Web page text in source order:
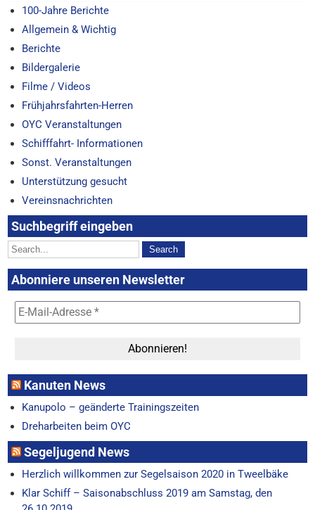
100-Jahre Berichte
Allgemein & Wichtig
Berichte
Bildergalerie
Filme / Videos
Frühjahrsfahrten-Herren
OYC Veranstaltungen
Schifffahrt- Informationen
Sonst. Veranstaltungen
Unterstützung gesucht
Vereinsnachrichten
Suchbegriff eingeben
Abonniere unseren Newsletter
Kanuten News
Kanupolo – geänderte Trainingszeiten
Dreharbeiten beim OYC
Segeljugend News
Herzlich willkommen zur Segelsaison 2020 in Tweelbäke
Klar Schiff – Saisonabschluss 2019 am Samstag, den